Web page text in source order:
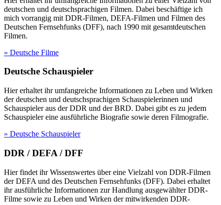
deutschen und deutschsprachigen Filmen. Dabei beschäftige ich
mich vorrangig mit DDR-Filmen, DEFA-Filmen und Filmen des
Deutschen Fernsehfunks (DFF), nach 1990 mit gesamtdeutschen
Filmen.
» Deutsche Filme
Deutsche Schauspieler
Hier erhaltet ihr umfangreiche Informationen zu Leben und Wirken
der deutschen und deutschsprachigen Schauspielerinnen und
Schauspieler aus der DDR und der BRD. Dabei gibt es zu jedem
Schauspieler eine ausführliche Biografie sowie deren Filmografie.
» Deutsche Schauspieler
DDR / DEFA / DFF
Hier findet ihr Wissenswertes über eine Vielzahl von DDR-Filmen
der DEFA und des Deutschen Fernsehfunks (DFF). Dabei erhaltet
ihr ausführliche Informationen zur Handlung ausgewählter DDR-
Filme sowie zu Leben und Wirken der mitwirkenden DDR-